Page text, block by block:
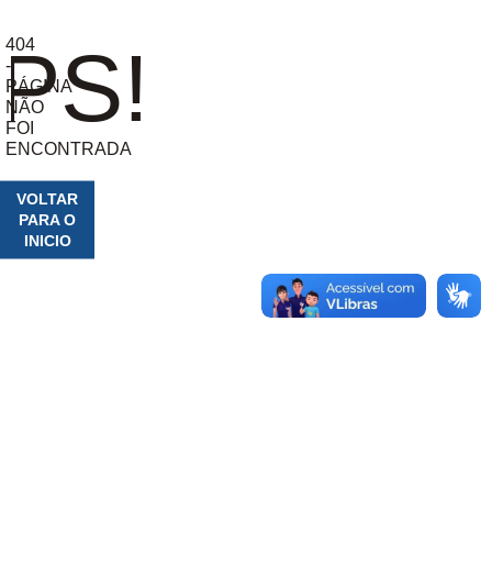
404
-
PÁGINA
NÃO
FOI
ENCONTRADA
VOLTAR
PARA O
INICIO